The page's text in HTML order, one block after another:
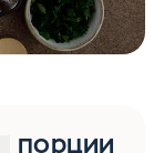
порции